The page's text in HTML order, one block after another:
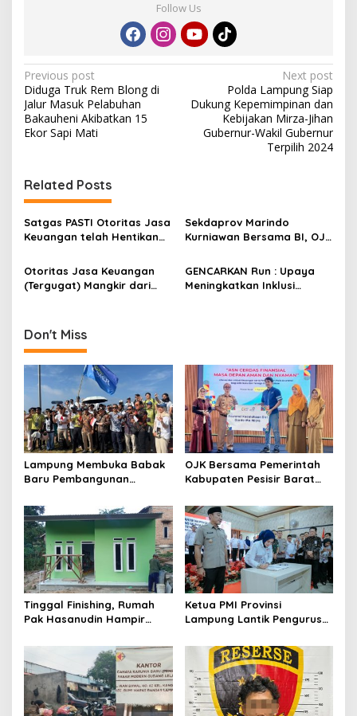
Follow Us
P
o
s
t
a
v
i
a
i
o
n
Previous post
Diduga Truk Rem Blong di
Jalur Masuk Pelabuhan
Bakauheni Akibatkan 15
Ekor Sapi Mati
Next post
Polda Lampung Siap
Dukung Kepemimpinan dan
Kebijakan Mirza-Jihan
Gubernur-Wakil Gubernur
Terpilih 2024
Related Posts
Satgas PASTI Otoritas Jasa
Keuangan telah Hentikan
Ilegal
Sekdaprov Marindo
Kurniawan Bersama BI, OJK
Lampung Bahas
Implementasi Pembiayaan
Kreatif untuk Dukung
Otoritas Jasa Keuangan
(Tergugat) Mangkir dari
Penggugat EJ
GENCARKAN Run : Upaya
Meningkatkan Inklusi
Don't Miss
Lampung Membuka Babak
Baru Pembangunan
Peluncuran Satelit
Lampung-1 Berbasis AI
OJK Bersama Pemerintah
Kabupaten Pesisir Barat
Tenaga Pendidik Polis
Asuransi Jiwa
Tinggal Finishing, Rumah
Pak Hasanudin Hampir
TNI Manunggal
Membangun Desa
Ketua PMI Provinsi
Lampung Lantik Pengurus
Bakti 2026-2031, Tekankan
Pengabdian Kemanusiaan